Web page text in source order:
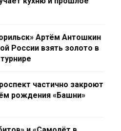
Артём Антошкин
России взять золото в
частично закроют
рождения «Башни»